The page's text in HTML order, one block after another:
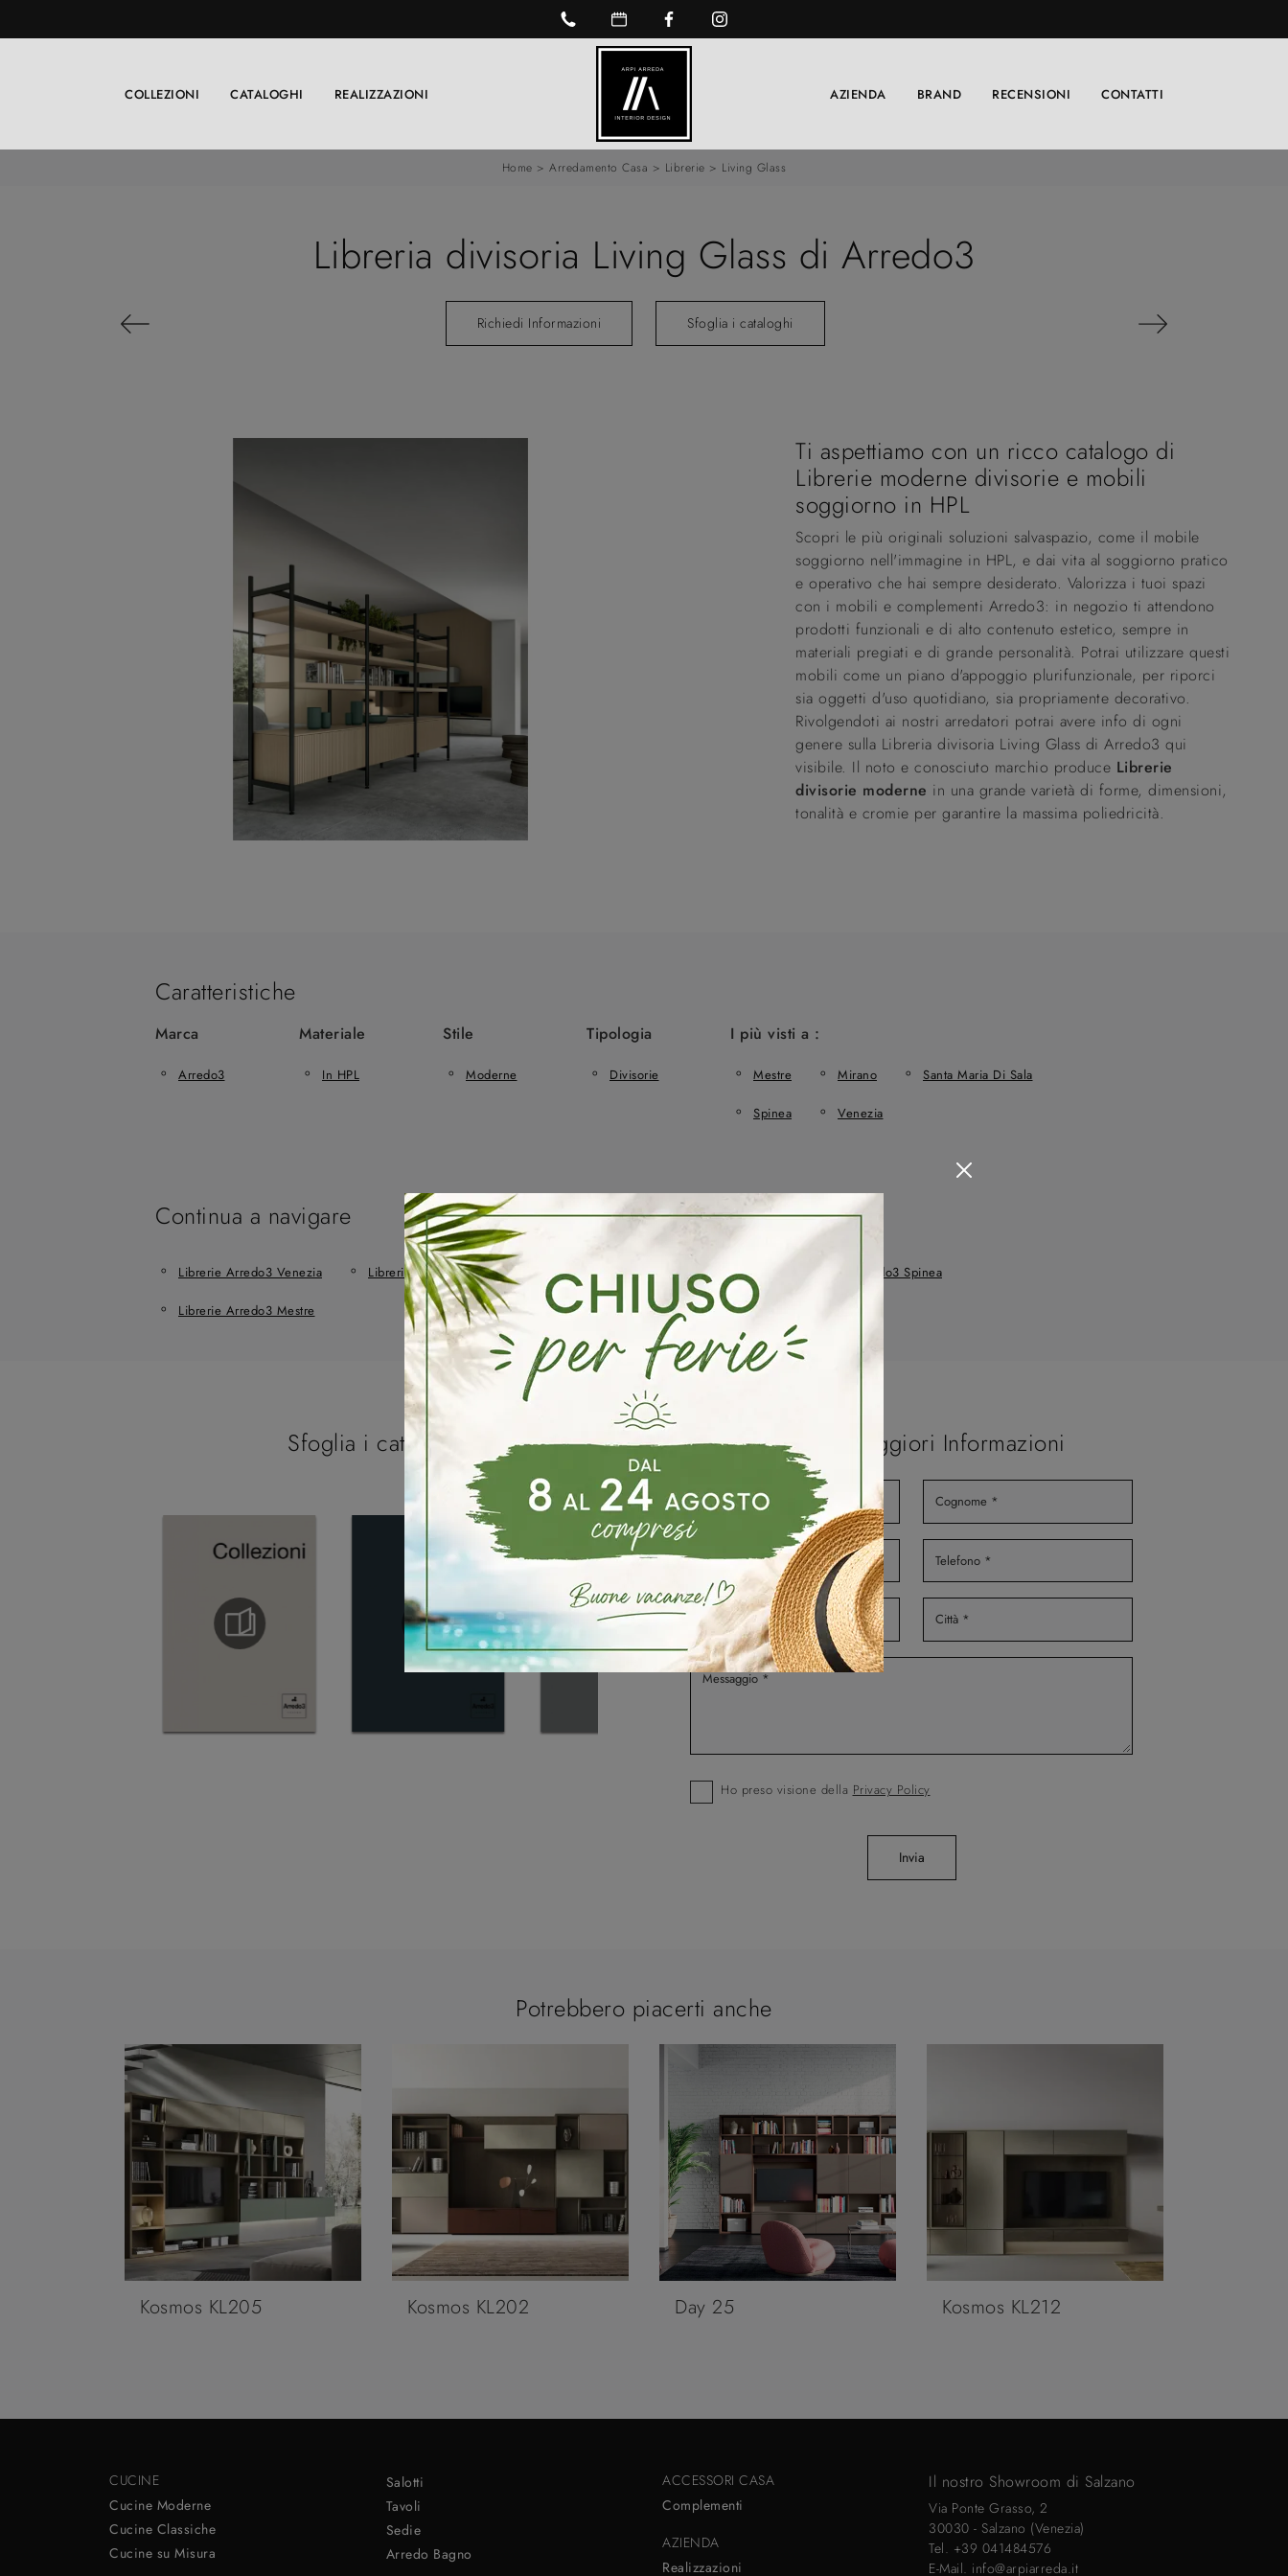
COLLEZIONI CATALOGHI REALIZZAZIONI AZIENDA BRAND RECENSIONI CONTATTI
Home >Arredamento Casa > Librerie > Living Glass
Libreria divisoria Living Glass di Arredo3
Richiedi Informazioni Sfoglia i cataloghi
Ti aspettiamo con un ricco catalogo di
Librerie moderne divisorie e mobili
soggiorno in HPL
Scopri le più originali soluzioni salvaspazio, come il mobile
soggiorno nell'immagine in HPL, e dai vita al soggiorno pratico
e operativo che hai sempre desiderato. Valorizza i tuoi spazi
con i mobili e complementi Arredo3: in negozio ti attendono
prodotti funzionali e di alto contenuto estetico, sempre in
materiali pregiati e di grande personalità. Potrai utilizzare questi
mobili come un piano d'appoggio plurifunzionale, per riporci
sia oggetti d'uso quotidiano, sia propriamente decorativo.
Rivolgendoti ai nostri arredatori potrai avere info di ogni
genere sulla Libreria divisoria Living Glass di Arredo3 qui
visibile. Il noto e conosciuto marchio produce Librerie
divisorie moderne in una grande varietà di forme, dimensioni,
tonalità e cromie per garantire la massima poliedricità.
Caratteristiche
Marca
Arredo3
Materiale
In HPL
Stile
Moderne
Tipologia
Divisorie
I più visti a :
Mestre Mirano Santa Maria Di Sala
Spinea Venezia
Continua a navigare
Librerie Arredo3 Venezia Librerie Arredo3 Mirano Librerie Arredo3 Santa Maria Di Sala Librerie Arredo3 Spinea
Librerie Arredo3 Mestre
Sfoglia i cataloghi Richiedi Maggiori Informazioni
Ho preso visione della Privacy Policy
Invia
Potrebbero piacerti anche
Kosmos KL205 Kosmos KL202 Day 25 Kosmos KL212
CUCINE
Cucine Moderne
Cucine Classiche
Cucine su Misura
Salotti
Tavoli
Sedie
Arredo Bagno
ACCESSORI CASA
Complementi
AZIENDA
Realizzazioni
Il nostro Showroom di Salzano
Via Ponte Grasso, 2
30030 - Salzano (Venezia)
Tel. +39 041484576
E-Mail. info@arpiarreda.it